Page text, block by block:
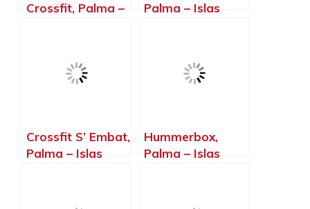
Crossfit, Palma –
Palma – Islas
Crossfit S’ Embat,
Palma – Islas
Hummerbox,
Palma – Islas